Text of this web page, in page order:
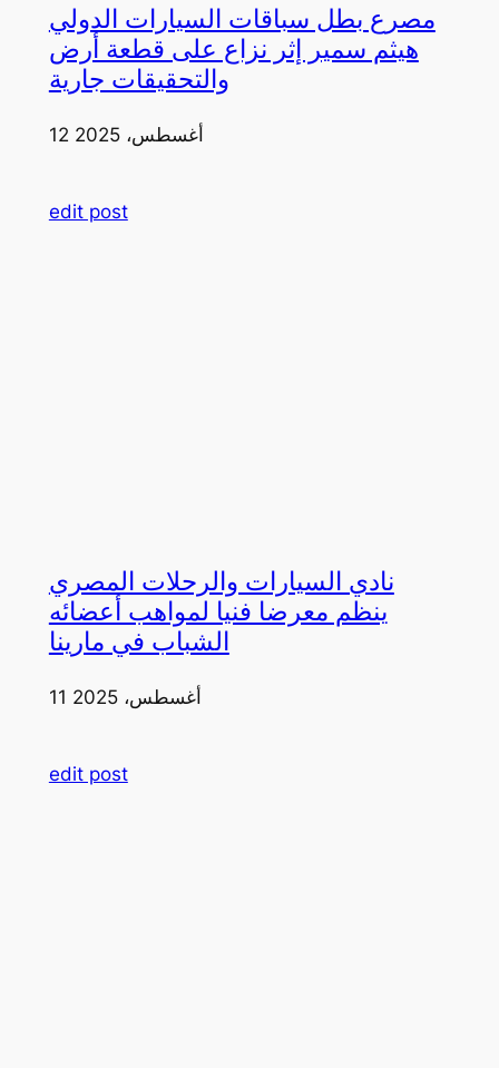
مصرع بطل سباقات السيارات الدولي
هيثم سمير إثر نزاع على قطعة أرض
والتحقيقات جارية
12 أغسطس، 2025
edit post
نادي السيارات والرحلات المصري
ينظم معرضا فنيا لمواهب أعضائه
الشباب في مارينا
11 أغسطس، 2025
edit post